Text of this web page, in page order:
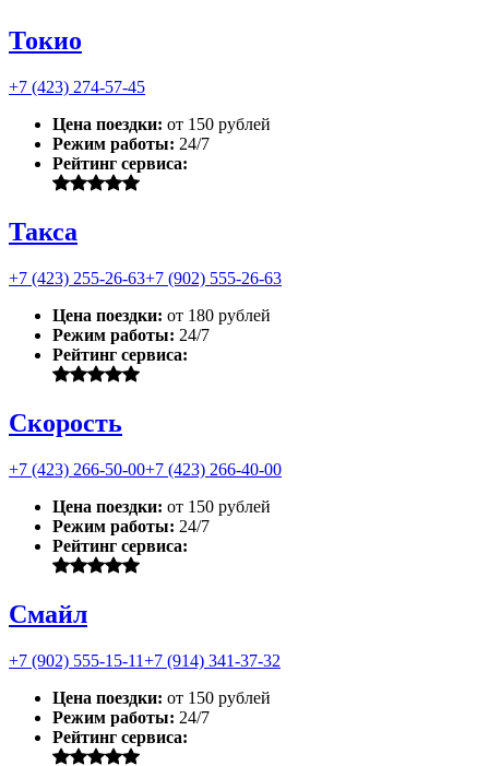
Токио
+7 (423) 274-57-45
Цена поездки: от 150 рублей
Режим работы: 24/7
Рейтинг сервиса:
Такса
+7 (423) 255-26-63+7 (902) 555-26-63
Цена поездки: от 180 рублей
Режим работы: 24/7
Рейтинг сервиса:
Скорость
+7 (423) 266-50-00+7 (423) 266-40-00
Цена поездки: от 150 рублей
Режим работы: 24/7
Рейтинг сервиса:
Смайл
+7 (902) 555-15-11+7 (914) 341-37-32
Цена поездки: от 150 рублей
Режим работы: 24/7
Рейтинг сервиса: